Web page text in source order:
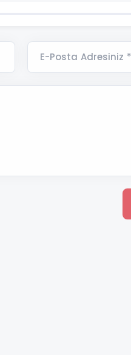
E-Posta Adresiniz *